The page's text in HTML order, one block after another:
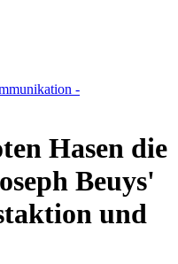
-
Hasen die
Beuys'
und